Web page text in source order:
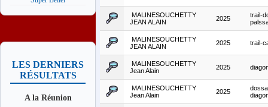
LES DERNIERS
RÉSULTATS
A la Réunion
MALINESOUCHETTY
JEAN ALAIN
2025
trail-
MALINESOUCHETTY
JEAN ALAIN
2025 trail-
MALINESOUCHETTY
Jean Alain
2025
MALINESOUCHETTY
Jean Alain
2025